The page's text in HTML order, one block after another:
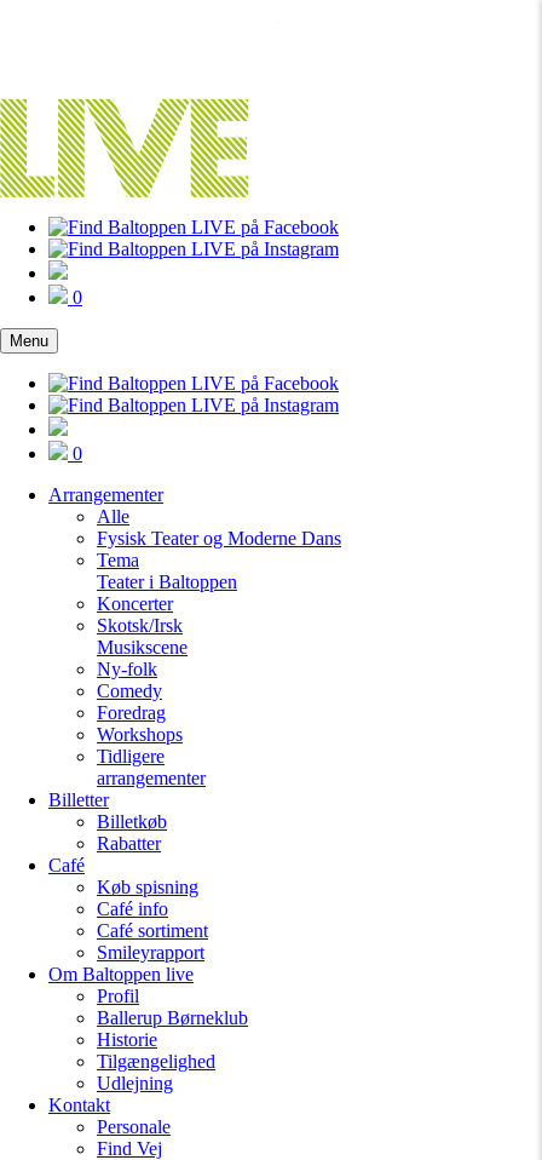
0
Menu
0
Arrangementer
Alle
Fysisk Teater og Moderne Dans
Tema
Teater i Baltoppen
Koncerter
Skotsk/Irsk
Musikscene
Ny-folk
Comedy
Foredrag
Workshops
Tidligere
arrangementer
Billetter
Billetkøb
Rabatter
Café
Køb spisning
Café info
Café sortiment
Smileyrapport
Om Baltoppen live
Profil
Ballerup Børneklub
Historie
Tilgængelighed
Udlejning
Kontakt
Personale
Find Vej